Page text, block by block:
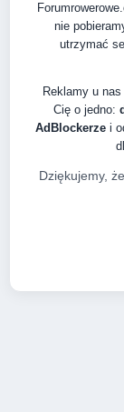
nie
utrzymać
Reklamy u
Cię o jedno:
AdBlockerze i
Dziękujemy,